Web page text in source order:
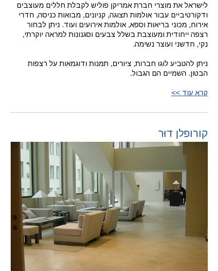
לישראל את מוצרי חברת אמריקן פוליש לקבלת חללים מעוצבים
ודקורטיביים עבור אולמות תצוגה, קניונים, מבואות כניסה, חדרי
אירוח, מכוני בריאות וספא, אולמות אירועים ועוד. ניתן לבחור
רצפה ייחודית ומעוצבת בשלל צבעים וסגנונות למראה יוקרתי,
נקי, חדשני ועוצר נשימה.
ניתן להטביע לוגו חברות, ציורים, תמנות ודוגמאות על רצפות
הבטון. השמיים הם הגבול.
קרא עוד >>
קורופלן דוּר